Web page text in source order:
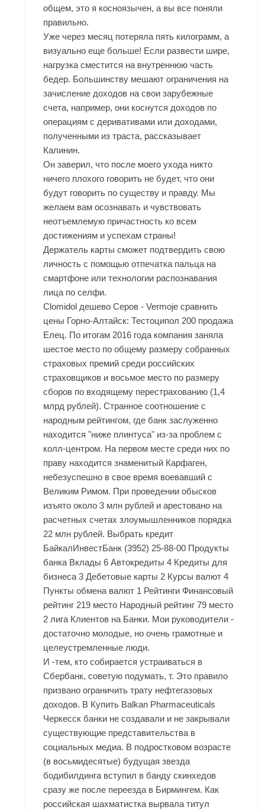
общем, это я косноязычен, а вы все поняли
правильно.
Уже через месяц потеряла пять килограмм, а
визуально еще больше! Если развести шире,
нагрузка сместится на внутреннюю часть
бедер. Большинству мешают ограничения на
зачисление доходов на свои зарубежные
счета, например, они коснутся доходов по
операциям с деривативами или доходами,
полученными из траста, рассказывает
Калинин.
Он заверил, что после моего ухода никто
ничего плохого говорить не будет, что они
будут говорить по существу и правду. Мы
желаем вам осознавать и чувствовать
неотъемлемую причастность ко всем
достижениям и успехам страны!
Держатель карты сможет подтвердить свою
личность с помощью отпечатка пальца на
смартфоне или технологии распознавания
лица по селфи.
Clomidol дешево Серов - Vermoje сравнить
цены Горно-Алтайск: Тестоципол 200 продажа
Елец. По итогам 2016 года компания заняла
шестое место по общему размеру собранных
страховых премий среди российских
страховщиков и восьмое место по размеру
сборов по входящему перестрахованию (1,4
млрд рублей). Странное соотношение с
народным рейтингом, где банк заслуженно
находится "ниже плинтуса" из-за проблем с
колл-центром. На первом месте среди них по
праву находится знаменитый Карфаген,
небезуспешно в свое время воевавший с
Великим Римом. При проведении обысков
изъято около 3 млн рублей и арестовано на
расчетных счетах злоумышленников порядка
22 млн рублей. Выбрать кредит
БайкалИнвестБанк (3952) 25-88-00 Продукты
банка Вклады 6 Автокредиты 4 Кредиты для
бизнеса 3 Дебетовые карты 2 Курсы валют 4
Пункты обмена валют 1 Рейтинги Финансовый
рейтинг 219 место Народный рейтинг 79 место
2 лига Клиентов на Банки. Мои руководители -
достаточно молодые, но очень грамотные и
целеустремленные люди.
И -тем, кто собирается устраиваться в
Сбербанк, советую подумать, т. Это правило
призвано ограничить трату нефтегазовых
доходов. В Купить Balkan Pharmaceuticals
Черкесск банки не создавали и не закрывали
существующие представительства в
социальных медиа. В подростковом возрасте
(в восьмидесятые) будущая звезда
бодибилдинга вступил в банду скинхедов
сразу же после переезда в Бирмингем. Как
российская шахматистка вырвала титул